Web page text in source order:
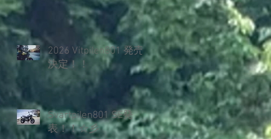
2026 Vitpilen801 発売
決定！！
Svartpilen801 SE発
表！！☆彡